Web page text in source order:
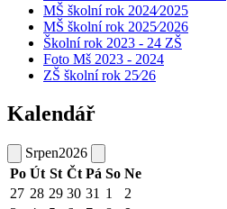
MŠ školní rok 2024⁄2025
MŠ školní rok 2025⁄2026
Školní rok 2023 - 24 ZŠ
Foto Mš 2023 - 2024
ZŠ školní rok 25⁄26
Kalendář
Srpen2026
Po Út St Čt Pá So Ne
27 28 29 30 31 1
2